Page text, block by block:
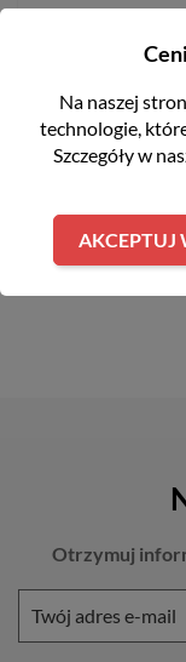
DO KOSZYKA
Otrzymuj
Na naszej
technologie,
Szczegóły w
AKCEPTUJ